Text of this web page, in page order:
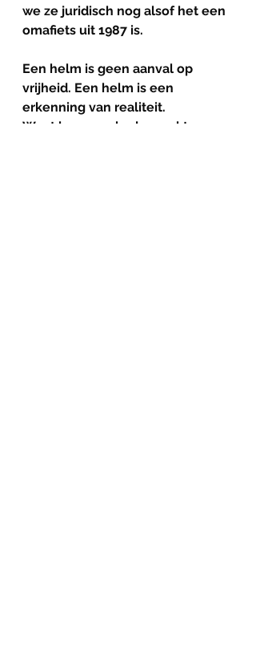
we ze juridisch nog alsof het een
omafiets uit 1987 is.
Een helm is geen aanval op
vrijheid. Een helm is een
erkenning van realiteit.
Want hersenschade maakt geen